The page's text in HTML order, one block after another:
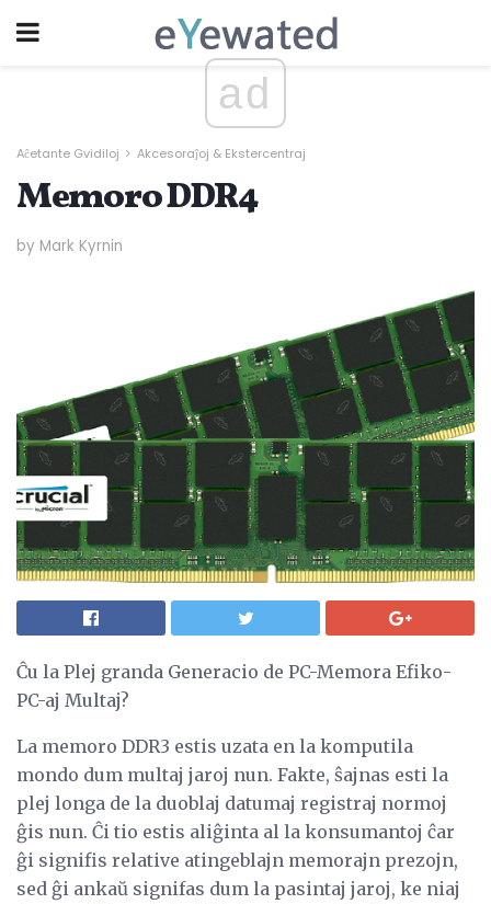
ad
Aĉetante Gvidiloj Akcesoraĵoj & Ekstercentraj
Memoro DDR4
by Mark Kyrnin
Ĉu la Plej granda Generacio de PC-Memora Efiko-
PC-aj Multaj?
La memoro DDR3 estis uzata en la komputila
mondo dum multaj jaroj nun. Fakte, ŝajnas esti la
plej longa de la duoblaj datumaj registraj normoj
ĝis nun. Ĉi tio estis aliĝinta al la konsumantoj ĉar
ĝi signifis relative atingeblajn memorajn prezojn,
sed ĝi ankaŭ signifas dum la pasintaj jaroj, ke niaj